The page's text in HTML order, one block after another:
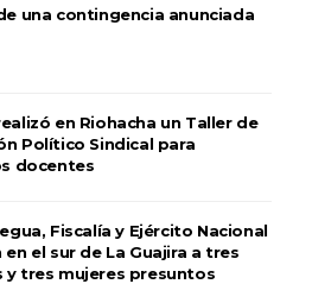
una contingencia anunciada
en Riohacha un Taller de
Político Sindical para
docentes
Fiscalía y Ejército Nacional
el sur de La Guajira a tres
y tres mujeres presuntos